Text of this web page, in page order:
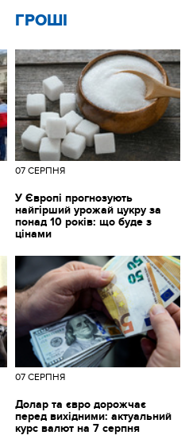
ГРОШІ
07 СЕРПНЯ
У Європі прогнозують
найгірший урожай цукру за
понад 10 років: що буде з
цінами
07 СЕРПНЯ
Долар та євро дорожчає
перед вихідними: актуальний
курс валют на 7 серпня